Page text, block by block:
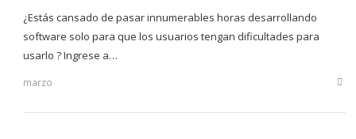
¿Estás cansado de pasar innumerables horas desarrollando
software solo para que los usuarios tengan dificultades para
usarlo ? Ingrese a…
marzo